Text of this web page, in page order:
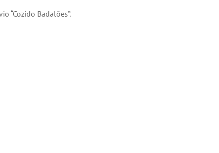
“Cozido Badalões”.